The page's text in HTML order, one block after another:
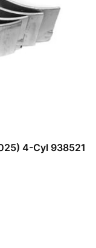
4-Cyl 938521